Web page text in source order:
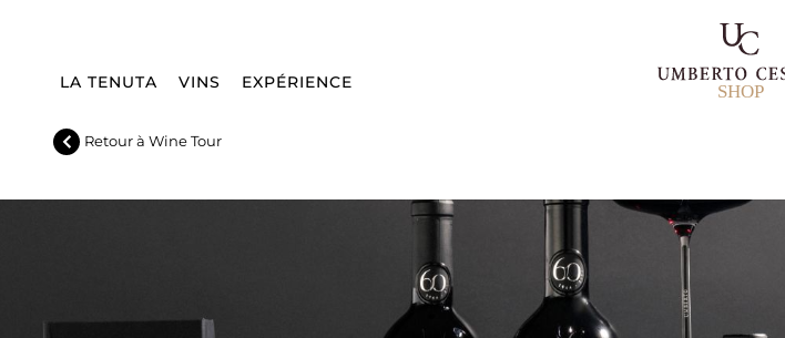
LA TENUTA VINS EXPÉRIENCE SHOP
Retour à Wine Tour